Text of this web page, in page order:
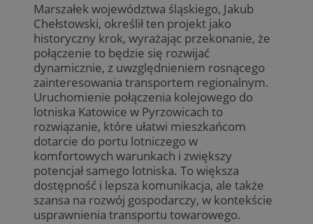
Marszałek województwa śląskiego, Jakub
Chełstowski, określił ten projekt jako
historyczny krok, wyrażając przekonanie, że
połączenie to będzie się rozwijać
dynamicznie, z uwzględnieniem rosnącego
zainteresowania transportem regionalnym.
Uruchomienie połączenia kolejowego do
lotniska Katowice w Pyrzowicach to
rozwiązanie, które ułatwi mieszkańcom
dotarcie do portu lotniczego w
komfortowych warunkach i zwiększy
potencjał samego lotniska. To większa
dostępność i lepsza komunikacja, ale także
szansa na rozwój gospodarczy, w kontekście
usprawnienia transportu towarowego.